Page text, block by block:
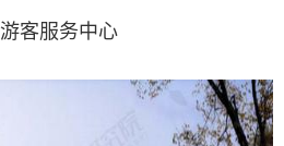
游客服务中心